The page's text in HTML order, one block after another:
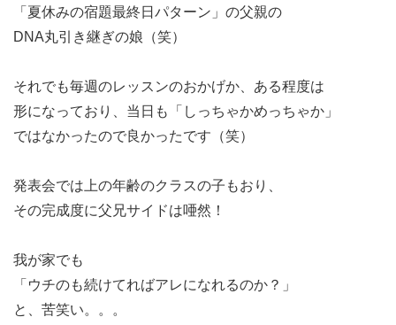
「夏休みの宿題最終日パターン」の父親の
DNA丸引き継ぎの娘（笑）
それでも毎週のレッスンのおかげか、ある程度は
形になっており、当日も「しっちゃかめっちゃか」
ではなかったので良かったです（笑）
発表会では上の年齢のクラスの子もおり、
その完成度に父兄サイドは唖然！
我が家でも
「ウチのも続けてればアレになれるのか？」
と、苦笑い。。。